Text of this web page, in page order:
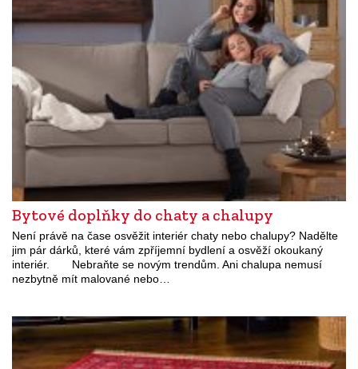
Bytové doplňky do chaty a chalupy
Není právě na čase osvěžit interiér chaty nebo chalupy? Nadělte
jim pár dárků, které vám zpříjemní bydlení a osvěží okoukaný
interiér. Nebraňte se novým trendům. Ani chalupa nemusí
nezbytně mít malované nebo…